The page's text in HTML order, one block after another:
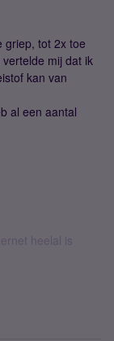
griep, tot 2x toe
mij dat ik
kan van
al een aantal
heelal is